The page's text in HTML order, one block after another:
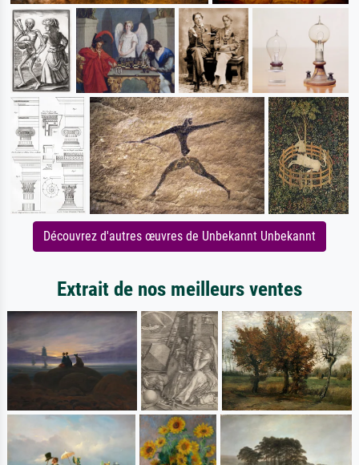
Découvrez d'autres œuvres de Unbekannt Unbekannt
Extrait de nos meilleurs ventes